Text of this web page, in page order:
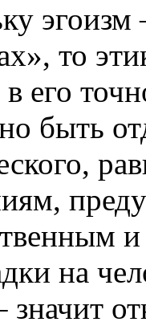
эгоизм
то
в его
быть
на
значит